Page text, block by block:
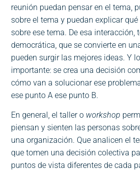
reunión puedan pensar en el tema,
sobre el tema y puedan explicar
sobre ese tema. De esa interacción,
democrática, que se convierte en
pueden surgir las mejores ideas. Y
importante: se crea una decisión
cómo van a solucionar ese
ese punto A ese punto B.
En general, el taller o workshop
piensan y sienten las personas
una organización. Que analicen el
que tomen una decisión colectiva
puntos de vista diferentes de cada